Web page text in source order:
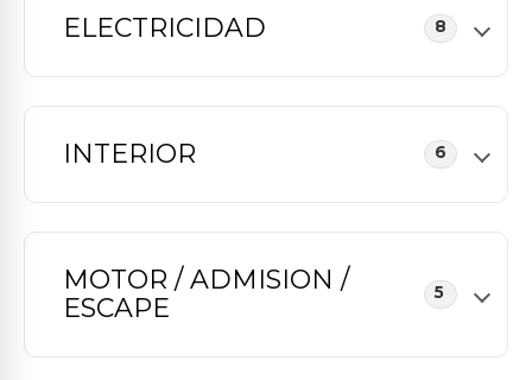
ELECTRICIDAD 8
INTERIOR 6
MOTOR / ADMISION /
ESCAPE
5